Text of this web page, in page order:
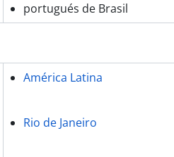
portugués de Brasil
América Latina
Rio de Janeiro